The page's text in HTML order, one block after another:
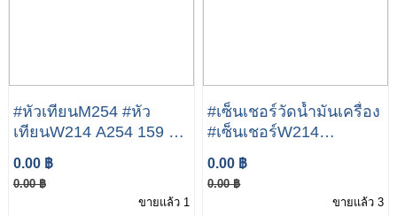
#หัวเทียนM254 #หัว
เทียนW214 A254 159 00
00 Mercedes-Benz E
Class E300 E350e
0.00 ฿
0.00 ฿
ขายแล้ว 1
#เซ็นเชอร์วัดน้ำมันเครื่อง
#เซ็นเชอร์W214
A091905 94 01 Fil Level
Sensor Mercedes-Benz
E Class E300 E350e
0.00 ฿
0.00 ฿
ขายแล้ว 3